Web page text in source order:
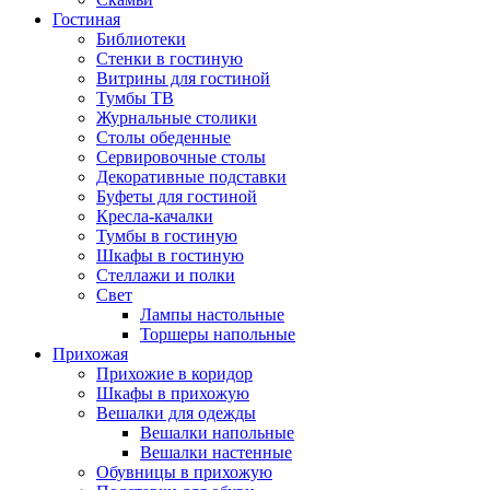
Гостиная
Библиотеки
Стенки в гостиную
Витрины для гостиной
Тумбы ТВ
Журнальные столики
Столы обеденные
Сервировочные столы
Декоративные подставки
Буфеты для гостиной
Кресла-качалки
Тумбы в гостиную
Шкафы в гостиную
Стеллажи и полки
Свет
Лампы настольные
Торшеры напольные
Прихожая
Прихожие в коридор
Шкафы в прихожую
Вешалки для одежды
Вешалки напольные
Вешалки настенные
Обувницы в прихожую